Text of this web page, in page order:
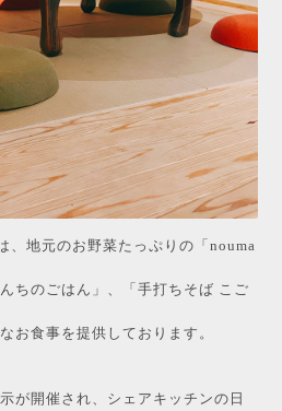
、地元のお野菜たっぷりの「nouma
ちのごはん」、「手打ちそば こご
お食事を提供しております。
が開催され、シェアキッチンの日